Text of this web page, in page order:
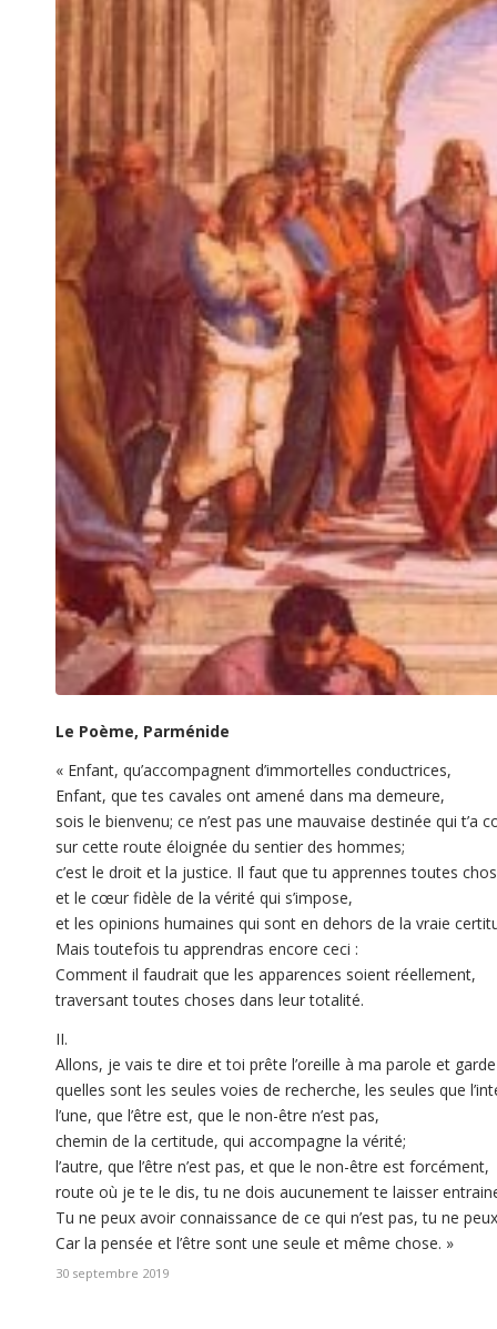
Le Poème, Parménide
« Enfant, qu’accompagnent d’immortelles conductrices,
Enfant, que tes cavales ont amené dans ma demeure,
sois le bienvenu; ce n’est pas une mauvaise destinée qui t’a
sur cette route éloignée du sentier des hommes;
c’est le droit et la justice. Il faut que tu apprennes toutes
et le cœur fidèle de la vérité qui s’impose,
et les opinions humaines qui sont en dehors de la vraie
Mais toutefois tu apprendras encore ceci :
Comment il faudrait que les apparences soient réellement,
traversant toutes choses dans leur totalité.
II.
Allons, je vais te dire et toi prête l’oreille à ma parole et
quelles sont les seules voies de recherche, les seules que
l’une, que l’être est, que le non-être n’est pas,
chemin de la certitude, qui accompagne la vérité;
l’autre, que l’être n’est pas, et que le non-être est forcément,
route où je te le dis, tu ne dois aucunement te laisser
Tu ne peux avoir connaissance de ce qui n’est pas, tu ne
Car la pensée et l’être sont une seule et même chose. »
30 septembre 2019